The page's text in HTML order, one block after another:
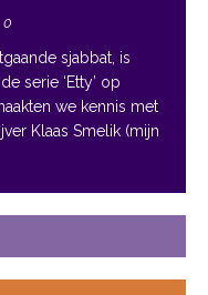
0
sjabbat, is
serie ‘Etty’ op
we kennis met
Klaas Smelik (mijn